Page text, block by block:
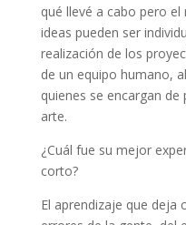
qué llevé a cabo pero
ideas pueden ser
realización de los
de un equipo humano,
quienes se encargan
arte.
¿Cuál fue su mejor
corto?
El aprendizaje que deja